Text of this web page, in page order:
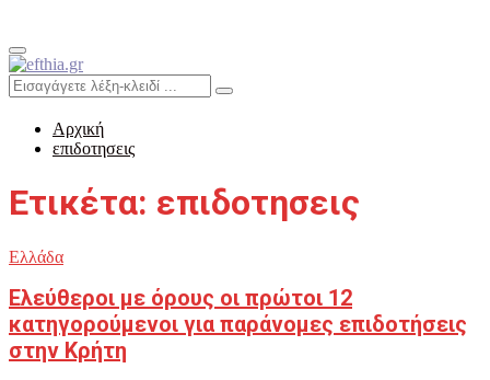
Primary
Menu
Search
for:
Search
Αρχική
επιδοτησεις
Ετικέτα: επιδοτησεις
Ελλάδα
Ελεύθεροι με όρους οι πρώτοι 12
κατηγορούμενοι για παράνομες επιδοτήσεις
στην Κρήτη